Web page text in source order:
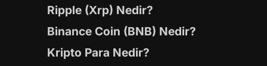
Ripple (Xrp) Nedir?
Binance Coin (BNB) Nedir?
Kripto Para Nedir?